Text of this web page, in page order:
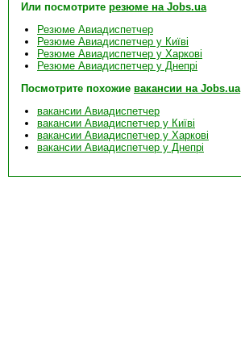
Или посмотрите резюме на Jobs.ua
Резюме Авиадиспетчер
Резюме Авиадиспетчер у Київі
Резюме Авиадиспетчер у Харкові
Резюме Авиадиспетчер у Днепрі
Посмотрите похожие вакансии на Jobs.ua
вакансии Авиадиспетчер
вакансии Авиадиспетчер у Київі
вакансии Авиадиспетчер у Харкові
вакансии Авиадиспетчер у Днепрі